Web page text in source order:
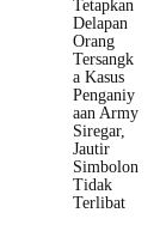
Tetapkan
Delapan
Orang
Tersangk
a Kasus
Penganiy
aan Army
Siregar,
Jautir
Simbolon
Tidak
Terlibat